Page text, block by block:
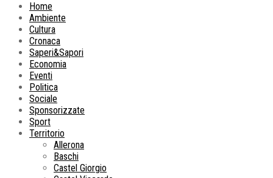
Home
Ambiente
Cultura
Cronaca
Saperi&Sapori
Economia
Eventi
Politica
Sociale
Sponsorizzate
Sport
Territorio
Allerona
Baschi
Castel Giorgio